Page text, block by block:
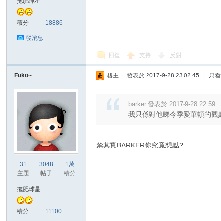
積分 18886
發消息
回復 支持 反對
Fuko~
31
主題
3048
帖子
1萬
積分
拖肥球星
積分 11100
樓主 發表於 2017-9-28 23:02:45 只
barker 發表於 2017-9-28 22:59
我只係對他睇今季愛華頓的觀
禁其實BARKER你究竟想點?